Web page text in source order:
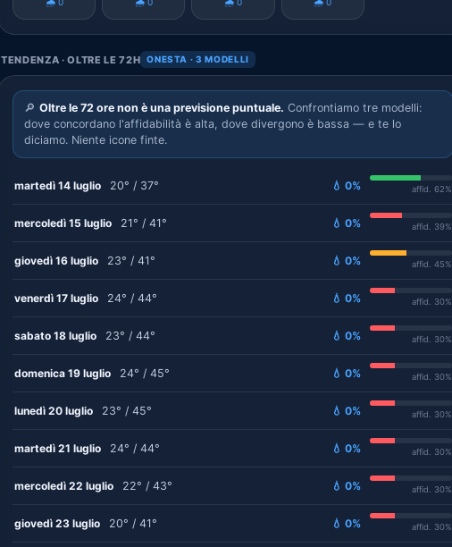
TENDENZA · OLTRE LE 72H ONESTA · 3 MODELLI
🔎 Oltre le 72 ore non è una previsione puntuale. Confrontiamo tre modelli:
dove concordano l'affidabilità è alta, dove divergono è bassa — e te lo
diciamo. Niente icone finte.
martedì 14 luglio 20° / 37° 💧 0% affid. 62%
mercoledì 15 luglio 21° / 41° 💧 0% affid. 39%
giovedì 16 luglio 23° / 41° 💧 0% affid. 45%
venerdì 17 luglio 24° / 44° 💧 0% affid. 30%
sabato 18 luglio 23° / 44° 💧 0% affid. 30%
domenica 19 luglio 24° / 45° 💧 0% affid. 30%
lunedì 20 luglio 23° / 45° 💧 0% affid. 30%
martedì 21 luglio 24° / 44° 💧 0% affid. 30%
mercoledì 22 luglio 22° / 43° 💧 0% affid. 30%
giovedì 23 luglio 20° / 41° 💧 0% affid. 30%